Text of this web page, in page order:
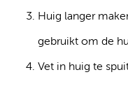
Huig langer
gebruikt om de
Vet in huig te